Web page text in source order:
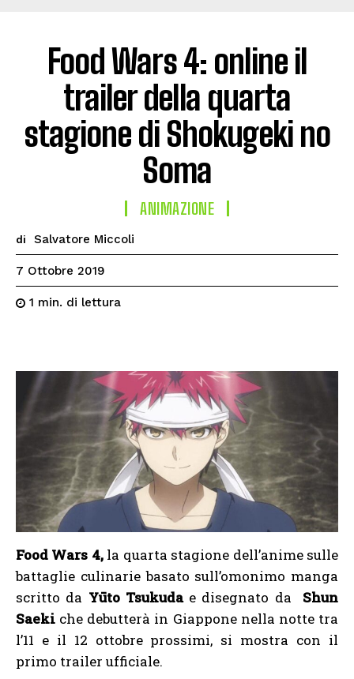
Food Wars 4: online il
trailer della quarta
stagione di Shokugeki no
Soma
ANIMAZIONE
di Salvatore Miccoli
7 Ottobre 2019
1 min. di lettura
Food Wars 4,la quarta stagione dell’anime sulle
battaglie culinarie basato sull’omonimo manga
scritto da Yūto Tsukuda e disegnato da Shun
Saeki che debutterà in Giappone nella notte tra
l’11 e il 12 ottobre prossimi, si mostra con il
primo trailer ufficiale.